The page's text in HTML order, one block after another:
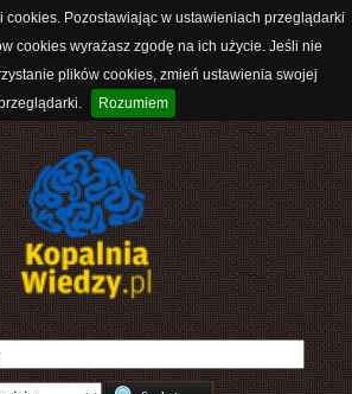
cookies. Pozostawiając w ustawieniach przeglądarki
cookies wyrażasz zgodę na ich użycie. Jeśli nie
plików cookies, zmień ustawienia swojej
Rozumiem